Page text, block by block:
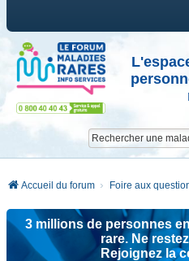
Accueil du forum Foire aux
3 millions de personnes
rare. Ne
Rejoignez la